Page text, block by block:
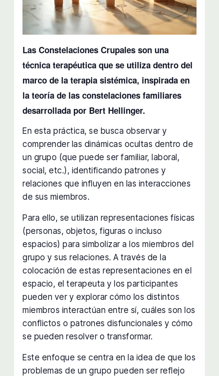
Las Constelaciones Crupales son una
técnica terapéutica que se utiliza dentro del
marco de la terapia sistémica, inspirada en
la teoría de las constelaciones familiares
desarrollada por Bert Hellinger.
En esta práctica, se busca observar y
comprender las dinámicas ocultas dentro de
un grupo (que puede ser familiar, laboral,
social, etc.), identificando patrones y
relaciones que influyen en las interacciones
de sus miembros.
Para ello, se utilizan representaciones físicas
(personas, objetos, figuras o incluso
espacios) para simbolizar a los miembros del
grupo y sus relaciones. A través de la
colocación de estas representaciones en el
espacio, el terapeuta y los participantes
pueden ver y explorar cómo los distintos
miembros interactúan entre sí, cuáles son los
conflictos o patrones disfuncionales y cómo
se pueden resolver o transformar.
Este enfoque se centra en la idea de que los
problemas de un grupo pueden ser reflejo